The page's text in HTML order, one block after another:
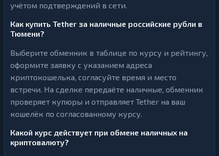
учётом подтверждений в сети.
Как купить Tether за наличные российские рубли в
Тюмени?
Выберите обменник в таблице по курсу и рейтингу,
оформите заявку с указанием адреса
криптокошелька, согласуйте время и место
встречи. На сделке передаёте наличные, обменник
проверяет купюры и отправляет Tether на ваш
кошелёк по согласованному курсу.
Какой курс действует при обмене наличных на
криптовалюту?